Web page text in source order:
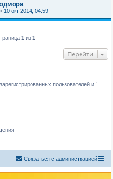
« 10 окт 2014, 04:59
1 из 1
Перейти
пользователей и 1
Связаться с администрацией